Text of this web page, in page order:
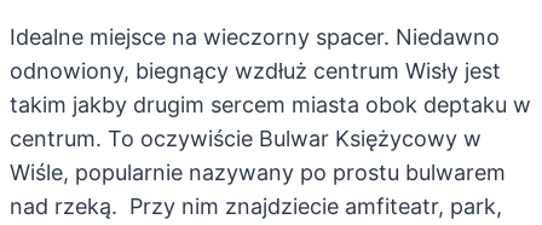
Idealne miejsce na wieczorny spacer. Niedawno
odnowiony, biegnący wzdłuż centrum Wisły jest
takim jakby drugim sercem miasta obok deptaku w
centrum. To oczywiście Bulwar Księżycowy w
Wiśle, popularnie nazywany po prostu bulwarem
nad rzeką. Przy nim znajdziecie amfiteatr, park,